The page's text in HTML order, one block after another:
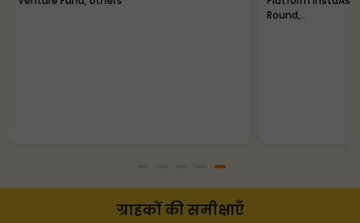
Ventures
ग्राहकों की समीक्षाएँ